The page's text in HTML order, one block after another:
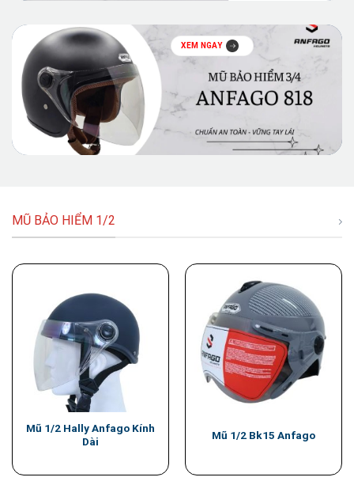
XEM NGAY
MŨ BẢO HIỂM 1/2
Mũ 1/2 Hally Anfago Kính
Dài
Mũ 1/2 Bk15 Anfago